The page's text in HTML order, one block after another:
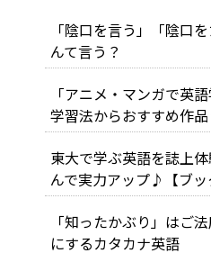
「陰口を言う」「陰口
んて言う？
「アニメ・マンガで英
学習法からおすすめ作
東大で学ぶ英語を誌上
んで実力アップ♪【ブッ
「知ったかぶり」はご
にするカタカナ英語